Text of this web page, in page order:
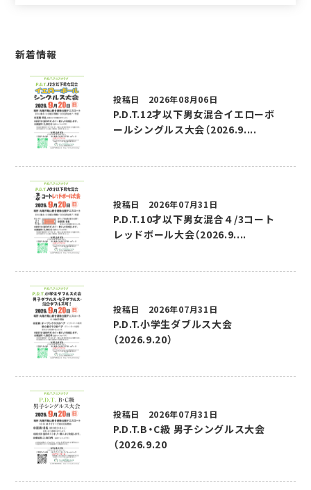
新着情報
投稿日 2026年08月06日
P.D.T.12才以下男女混合イエローボ
ールシングルス大会（2026.9....
投稿日 2026年07月31日
P.D.T.10才以下男女混合４/3コート
レッドボール大会（2026.9....
投稿日 2026年07月31日
P.D.T.小学生ダブルス大会
（2026.9.20）
投稿日 2026年07月31日
P.D.T.B・C級 男子シングルス大会
（2026.9.20